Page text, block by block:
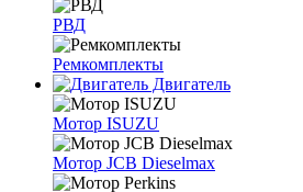
РВД
Ремкомплекты
Двигатель
Мотор ISUZU
Мотор JCB Dieselmax